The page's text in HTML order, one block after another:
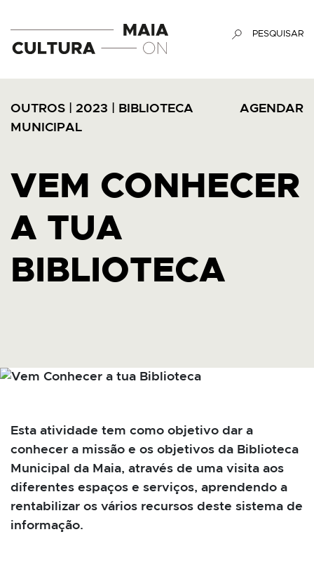
PESQUISAR
OUTROS 2023
BIBLIOTECA
MUNICIPAL
AGENDAR
VEM CONHECER
A TUA
BIBLIOTECA
Esta atividade tem como objetivo dar a
conhecer a missão e os objetivos da Biblioteca
Municipal da Maia, através de uma visita aos
diferentes espaços e serviços, aprendendo a
rentabilizar os vários recursos deste sistema de
informação.